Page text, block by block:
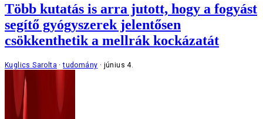
Több kutatás is arra jutott, hogy a fogyást
segítő gyógyszerek jelentősen
csökkenthetik a mellrák kockázatát
Kuglics Sarolta tudomány június 4.